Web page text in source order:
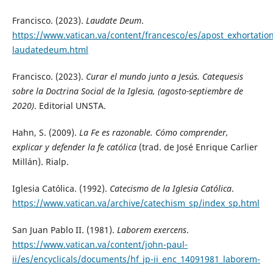
Francisco. (2023). Laudate Deum.
https://www.vatican.va/content/francesco/es/
laudatedeum.html
Francisco. (2023). Curar el mundo junto a Jesús. Catequesis
sobre la Doctrina Social de la Iglesia, (agosto-septiembre de
2020). Editorial UNSTA.
Hahn, S. (2009). La Fe es razonable. Cómo comprender,
explicar y defender la fe católica(trad. de José Enrique Carlier
Millán). Rialp.
Iglesia Católica. (1992). Catecismo de la Iglesia Católica.
https://www.vatican.va/archive/catechism_sp/index_sp.html
San Juan Pablo II. (1981). Laborem exercens.
https://www.vatican.va/content/john-paul-
ii/es/encyclicals/documents/hf_jp-ii_enc_14091981_laborem-